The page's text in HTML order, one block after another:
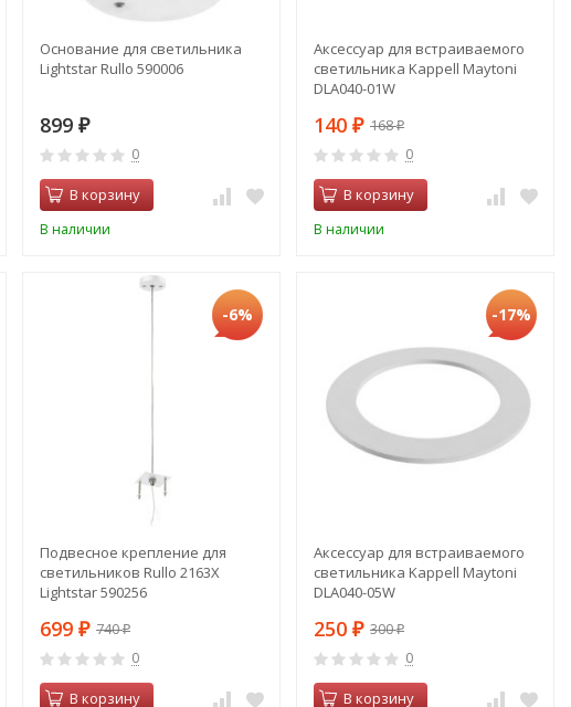
Основание для светильника
Lightstar Rullo 590006
899 ₽
0
В корзину
В наличии
Аксессуар для встраиваемого
светильника Kappell Maytoni
DLA040-01W
140 ₽ 168₽
0
В корзину
В наличии
-6%
Подвесное крепление для
светильников Rullo 2163X
Lightstar 590256
699 ₽ 740₽
0
В корзину
-17%
Аксессуар для встраиваемого
светильника Kappell Maytoni
DLA040-05W
250 ₽ 300₽
0
В корзину